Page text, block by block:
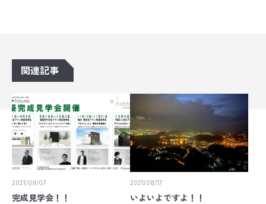
関連記事
2021/09/07
完成見学会！！
2021/08/17
いよいよですよ！！